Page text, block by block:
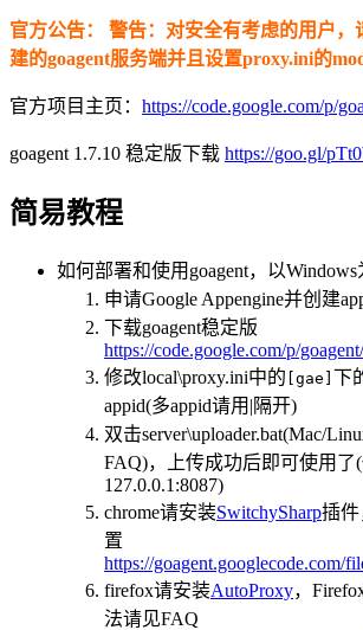
官方公告： 警告：对安全有考虑的用户，
建的goagent服务端并且设置proxy.ini的
官方项目主页： https://code.google.com/p/
goagent 1.7.10 稳定版下载 https://goo.gl/
简易教程
如何部署和使用goagent，以Windows
申请Google Appengine并创建
下载goagent稳定版
https://code.google.com/p/goagent/
修改local\proxy.ini中的 [gae] 下
appid(多appid请用|隔开)
双击server\uploader.bat(Mac/
FAQ)，上传成功后即可使用了
127.0.0.1:8087)
chrome请安装SwitchySharp插
置
https://goagent.googlecode.com/
firefox请安装AutoProxy，
法请见FAQ